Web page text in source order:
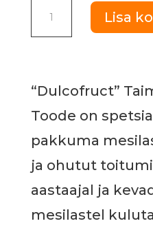
Lisasööt
Kandi
Taimsete
ürtidega
kogus
Lisa
“Dulcofruct”
Toode on
pakkuma
ja ohutut
aastaajal ja
mesilastel